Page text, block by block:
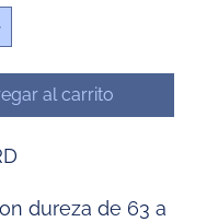
al carrito
dureza de 63 a